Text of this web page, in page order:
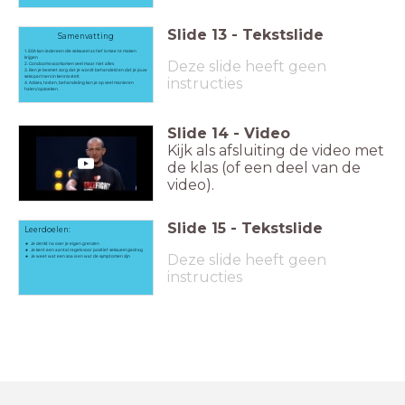
Samenvatting
1. SOA kan iedereen die seksueel actief is mee te maken
krijgen
2. Condooms voorkomen veel maar niet alles
3. Ben je besmet zorg dat je wordt behandeld en dat je jouw
seks partners in kennis stelt.
4. Advies, testen, behandeling kan je op veel manieren
halen/opzoeken.
Slide 13 - Tekstslide
Deze slide heeft geen
instructies
Slide 14 - Video
Kijk als afsluiting de video met
de klas (of een deel van de
video).
Leerdoelen:
Je denkt na over je eigen grenzen
Je kent een aantal regels voor positief seksueel gedrag
Je weet wat een soa is en wat de symptomen zijn
Slide 15 - Tekstslide
Deze slide heeft geen
instructies